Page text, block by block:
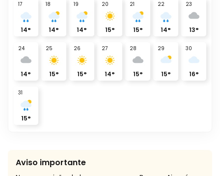
17
14°
18
14°
19
14°
20
15°
21
15°
22
14°
23
13°
24
14°
25
15°
26
15°
27
14°
28
15°
29
15°
30
16°
31
15°
Aviso importante